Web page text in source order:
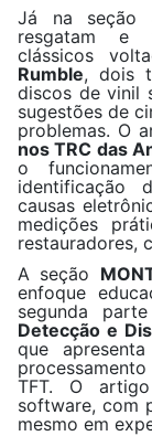
Já na seção
resgatam e
clássicos
Rumble, dois
discos de vinil
sugestões de
problemas. O
nos TRC das
o
identificação
causas
medições
restauradores,
A seção
enfoque
segunda
Detecção e
que
TFT. O
software, com
mesmo em